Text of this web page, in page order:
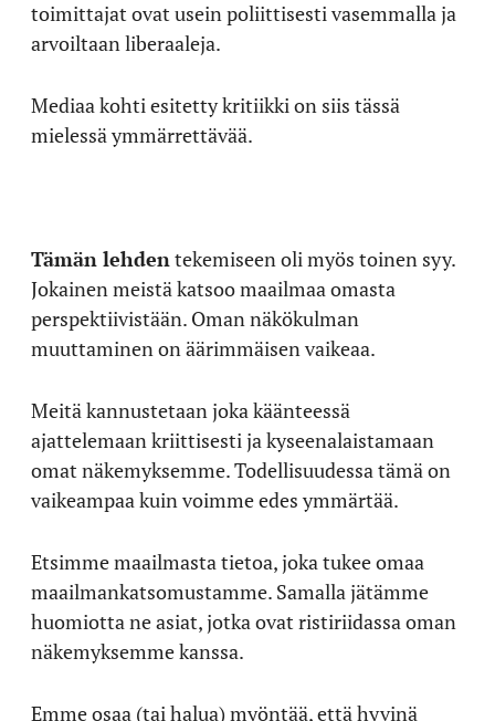
toimittajat ovat usein poliittisesti vasemmalla ja
arvoiltaan liberaaleja.
Mediaa kohti esitetty kritiikki on siis tässä
mielessä ymmärrettävää.
Tämän lehden tekemiseen oli myös toinen syy.
Jokainen meistä katsoo maailmaa omasta
perspektiivistään. Oman näkökulman
muuttaminen on äärimmäisen vaikeaa.
Meitä kannustetaan joka käänteessä
ajattelemaan kriittisesti ja kyseenalaistamaan
omat näkemyksemme. Todellisuudessa tämä on
vaikeampaa kuin voimme edes ymmärtää.
Etsimme maailmasta tietoa, joka tukee omaa
maailmankatsomustamme. Samalla jätämme
huomiotta ne asiat, jotka ovat ristiriidassa oman
näkemyksemme kanssa.
Emme osaa (tai halua) myöntää, että hyvinä